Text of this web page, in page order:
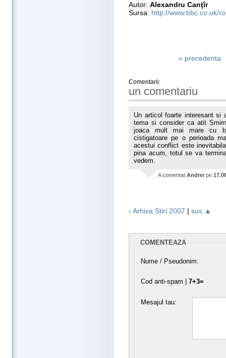
Autor: Alexandru Canţîr
Sursa: http://www.bbc.co.uk/
« precedenta
Comentarii:
un comentariu
Un articol foarte interesant si
tema si consider ca atit
joaca mult mai mare cu
cistigatoare pe o perioada
acestui conflict este
pina acum, totul se va
vedem.
A comentat Andrei pe
‹ Arhiva Stiri 2007 | sus ▲
COMENTEAZA
Nume / Pseudonim:
Cod anti-spam | 7+3=
Mesajul tau: